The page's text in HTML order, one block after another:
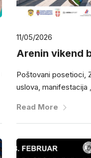
11/05/2026
Arenin vikend
Poštovani posetioci,
uslova, manifestacija
Read More